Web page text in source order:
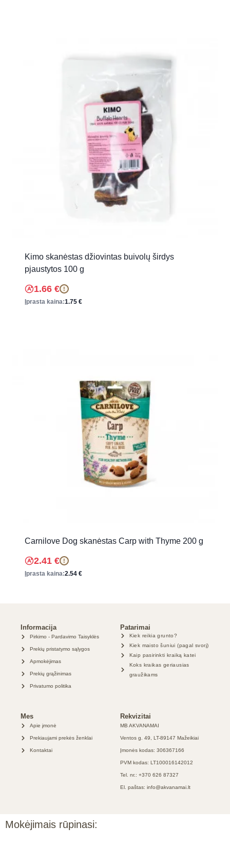
Kimo skanėstas džiovintas buivolų širdys
pjaustytos 100 g
1.66 € !
Įprasta kaina:1.75 €
Carnilove Dog skanėstas Carp with Thyme 200 g
2.41 € !
Įprasta kaina:2.54 €
Informacija
Pirkimo - Pardavimo Taisyklės
Prekių pristatymo sąlygos
Apmokėjimas
Prekių grąžinimas
Privatumo politika
Patarimai
Kiek reikia grunto?
Kiek maisto šuniui (pagal svorį)
Kaip pasirinkti kraiką katei
Koks kraikas geriausias
graužikams
Mes
Apie įmonė
Prekiaujami prekės ženklai
Kontaktai
Rekvizitai
MB AKVANAMAI
Ventos g. 49, LT-89147 Mažeikiai
Įmonės kodas: 306367166
PVM kodas: LT100016142012
Tel. nr.: +370 626 87327
El. paštas: info@akvanamai.lt
Mokėjimais rūpinasi: